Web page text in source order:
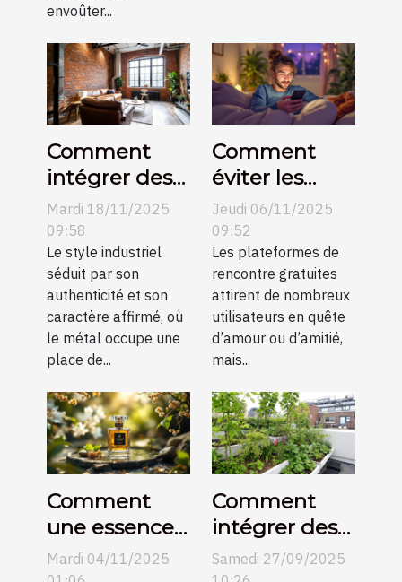
envoûter...
Comment
intégrer des
éléments
métalliques
dans un salon
industriel ?
Mardi 18/11/2025
09:58
Le style industriel
séduit par son
authenticité et son
caractère affirmé, où
le métal occupe une
place de...
Comment
éviter les
pièges des
plateformes
de rencontre
gratuites ?
Jeudi 06/11/2025
09:52
Les plateformes de
rencontre gratuites
attirent de nombreux
utilisateurs en quête
d’amour ou d’amitié,
mais...
Comment
une essence
orientale
Mardi 04/11/2025
Comment
intégrer des
éléments
Samedi 27/09/2025